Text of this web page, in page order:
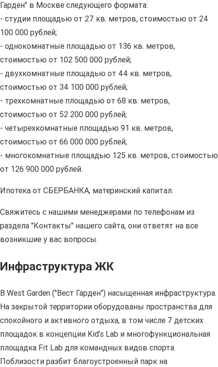
Гарден" в Москве следующего формата:
- студии площадью от 27 кв. метров, стоимостью от 24
100 000 рублей;
- однокомнатные площадью от 136 кв. метров,
стоимостью от 102 500 000 рублей;
- двухкомнатные площадью от 44 кв. метров,
стоимостью от 34 100 000 рублей;
- трехкомнатные площадью от 68 кв. метров,
стоимостью от 52 200 000 рублей;
- четырехкомнатные площадью 91 кв. метров,
стоимостью от 66 000 000 рублей;
- многокомнатные площадью 125 кв. метров, стоимостью
от 126 900 000 рублей.
Ипотека от СБЕРБАНКА, материнский капитал.
Свяжитесь с нашими менеджерами по телефонам из
раздела "Контакты" нашего сайта, они ответят на все
возникшие у вас вопросы.
Инфраструктура ЖК
В West Garden ("Вест Гарден") насыщенная инфраструктура.
На закрытой территории оборудованы пространства для
спокойного и активного отдыха, в том числе 7 детских
площадок в концепции Kid’s Lab и многофункциональная
площадка Fit Lab для командных видов спорта.
Поблизости разбит благоустроенный парк на